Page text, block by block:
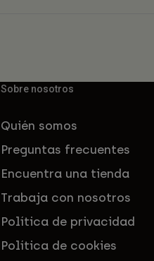
Sobre nosotros
Quién somos
Preguntas frecuentes
Encuentra una tienda
Trabaja con nosotros
Política de privacidad
Política de cookies